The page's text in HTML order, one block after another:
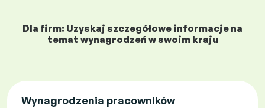
Dla firm: Uzyskaj szczegółowe informacje na
temat wynagrodzeń w swoim kraju
Wynagrodzenia pracowników